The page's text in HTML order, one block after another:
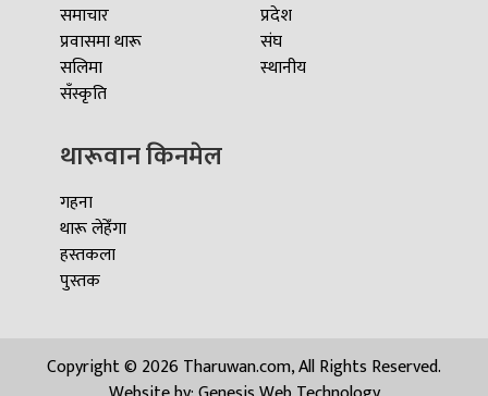
समाचार
प्रवासमा थारू
सलिमा
सँस्कृति
प्रदेश
संघ
स्थानीय
थारूवान किनमेल
गहना
थारू लेहेँगा
हस्तकला
पुस्तक
Copyright © 2026 Tharuwan.com, All Rights Reserved.